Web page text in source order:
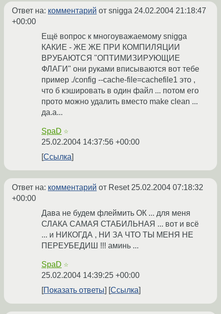
Ответ на: комментарий от snigga 24.02.2004 21:18:47
+00:00
Ещё вопрос к многоуважаемому snigga
КАКИЕ - ЖЕ ЖЕ ПРИ КОМПИЛЯЦИИ
ВРУБАЮТСЯ "ОПТИМИЗИРУЮЩИЕ
ФЛАГИ" они руками вписываются вот тебе
пример ./config --cache-file=cachefile1 это ,
что б кэшировать в один файл ... потом его
прото можно удалить вместо make clean ...
да.а...
SpaD ☆
25.02.2004 14:37:56 +00:00
Ссылка
Ответ на: комментарий от Reset25.02.2004 07:18:32
+00:00
Дава не будем флеймить ОК ... для меня
СЛАКА САМАЯ СТАБИЛЬНАЯ ... вот и всё
... и НИКОГДА , НИ ЗА ЧТО ТЫ МЕНЯ НЕ
ПЕРЕУБЕДИШ !!! аминь ...
SpaD ☆
25.02.2004 14:39:25 +00:00
Показать ответы
Ссылка